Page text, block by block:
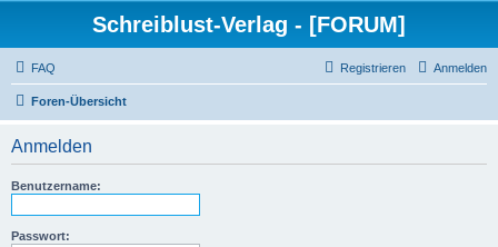
Schreiblust-Verlag - [FORUM]
FAQ Anmelden
Registrieren
Foren-Übersicht
Anmelden
Benutzername:
Passwort: